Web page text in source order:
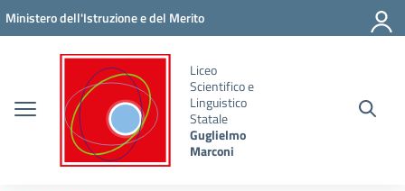
Vai ai contenuti
Vai al menu di navigazione
Vai al footer
Ministero dell'Istruzione e del Merito
Liceo
Scientifico e
Linguistico
Statale
Guglielmo
Marconi